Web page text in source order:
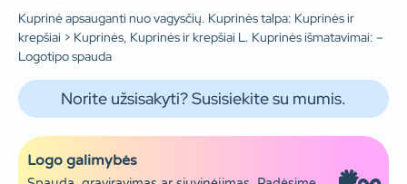
Kuprinė apsauganti nuo vagysčių. Kuprinės talpa: Kuprinės ir
krepšiai > Kuprinės, Kuprinės ir krepšiai L. Kuprinės išmatavimai: –
Logotipo spauda
Norite užsisakyti? Susisiekite su mumis.
Logo galimybės